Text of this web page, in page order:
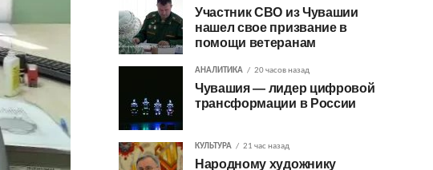
Участник СВО из Чувашии
нашел свое призвание в
помощи ветеранам
АНАЛИТИКА 20 часов назад
Чувашия — лидер цифровой
трансформации в России
КУЛЬТУРА 21 час назад
Народному художнику